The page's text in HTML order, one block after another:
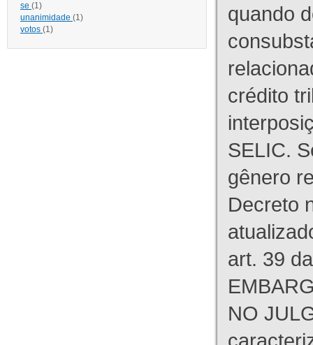
se (1)
unanimidade (1)
votos (1)
quando
crédito
SELIC.
gênero
Decreto
art. 39
NO